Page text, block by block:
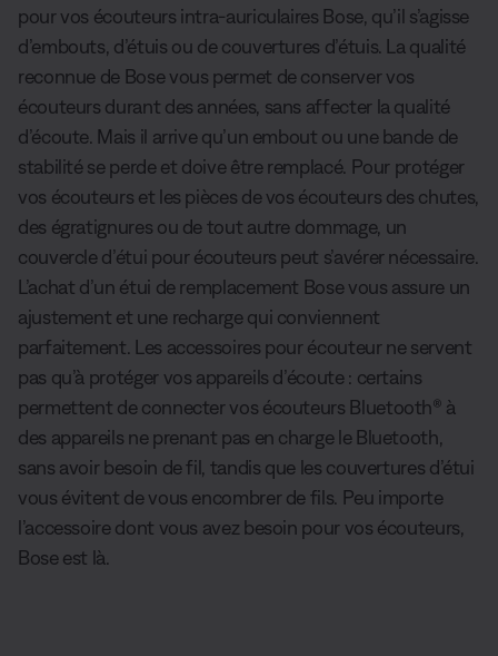
pour vos écouteurs intra-auriculaires Bose, qu’il s’agisse
d’embouts, d’étuis ou de couvertures d’étuis. La qualité
reconnue de Bose vous permet de conserver vos
écouteurs durant des années, sans affecter la qualité
d’écoute. Mais il arrive qu’un embout ou une bande de
stabilité se perde et doive être remplacé. Pour protéger
vos écouteurs et les pièces de vos écouteurs des chutes,
des égratignures ou de tout autre dommage, un
couvercle d’étui pour écouteurs peut s’avérer nécessaire.
L’achat d’un étui de remplacement Bose vous assure un
ajustement et une recharge qui conviennent
parfaitement. Les accessoires pour écouteur ne servent
pas qu’à protéger vos appareils d’écoute : certains
permettent de connecter vos écouteurs Bluetooth® à
des appareils ne prenant pas en charge le Bluetooth,
sans avoir besoin de fil, tandis que les couvertures d’étui
vous évitent de vous encombrer de fils. Peu importe
l’accessoire dont vous avez besoin pour vos écouteurs,
Bose est là.